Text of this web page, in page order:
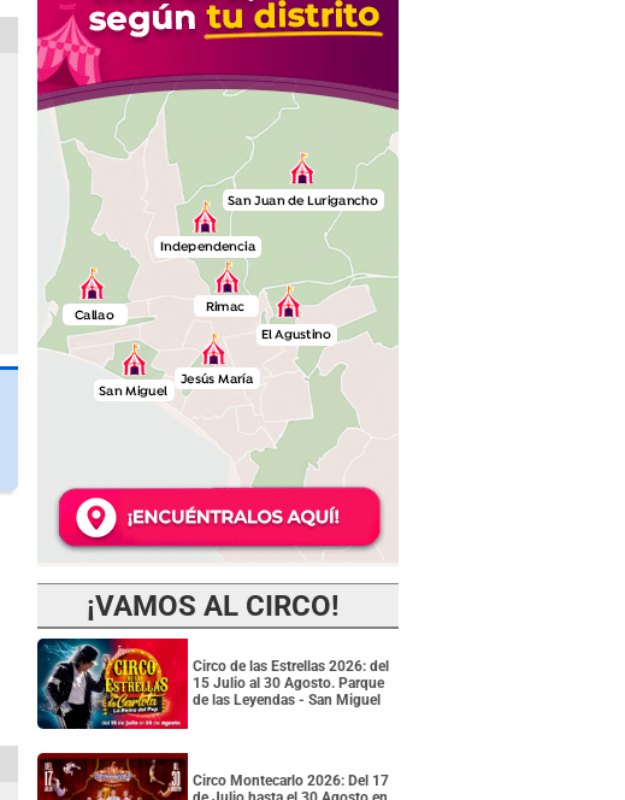
¡VAMOS AL CIRCO!
Circo de las Estrellas 2026: del
15 Julio al 30 Agosto. Parque
de las Leyendas - San Miguel
Circo Montecarlo 2026: Del 17